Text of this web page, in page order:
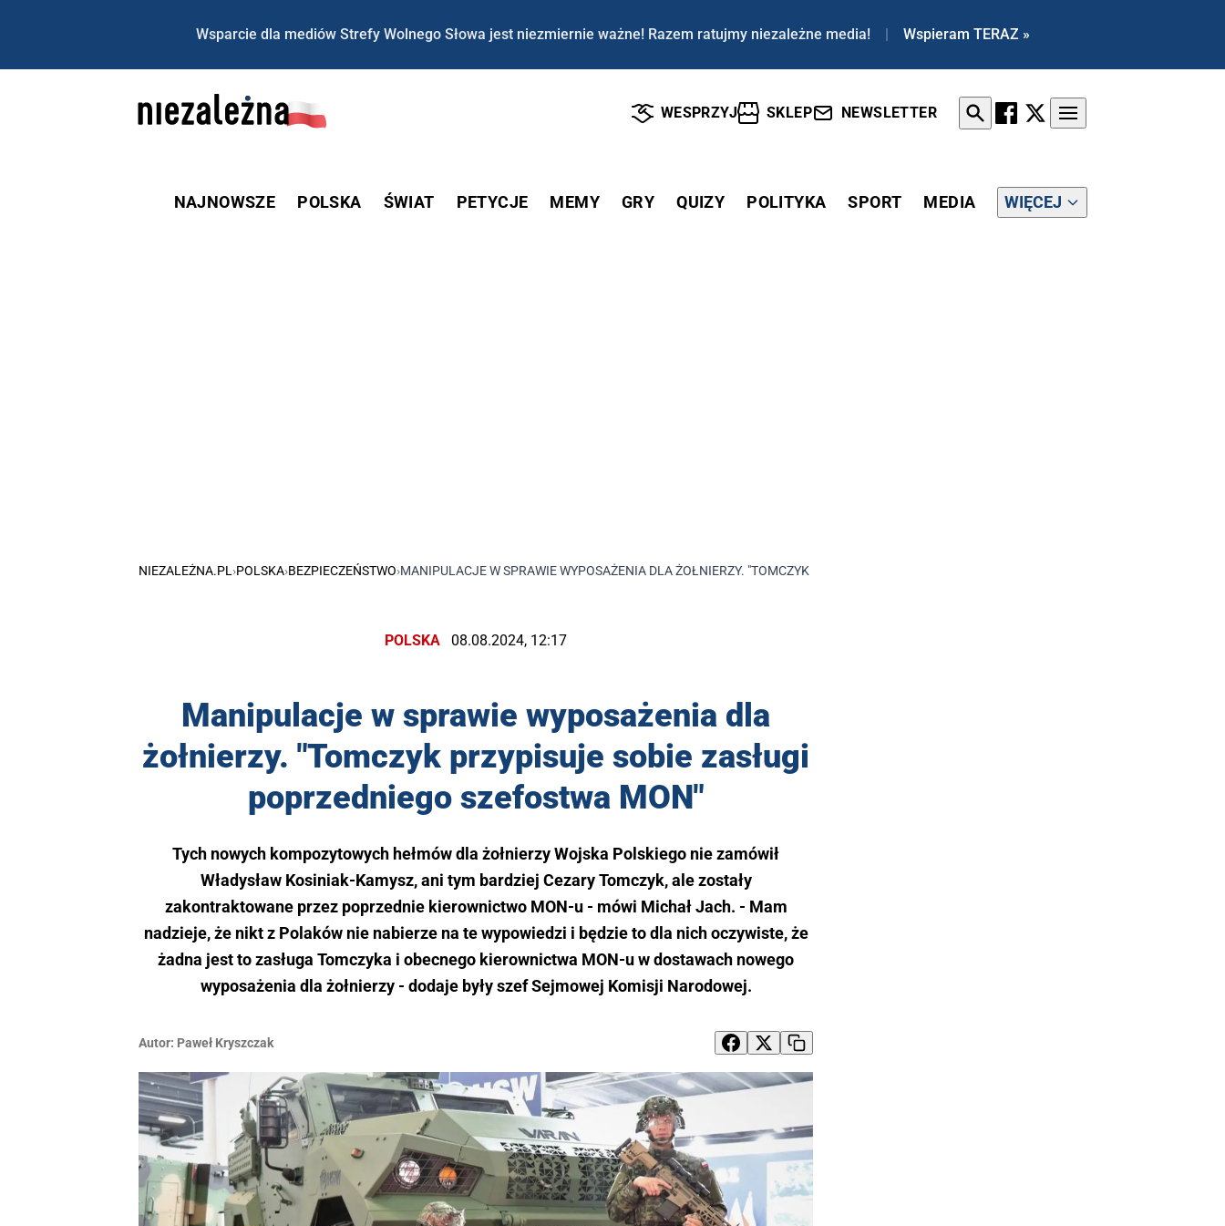
Wsparcie dla mediów Strefy Wolnego Słowa jest niezmiernie ważne! Razem ratujmy niezależne media! | Wspieram TERAZ »
WESPRZYJ SKLEP NEWSLETTER
NAJNOWSZE POLSKA ŚWIAT PETYCJE MEMY GRY QUIZY POLITYKA SPORT MEDIA WIĘCEJ
NIEZALEŻNA.PL ›POLSKA›BEZPIECZEŃSTWO›MANIPULACJE W SPRAWIE WYPOSAŻENIA DLA ŻOŁNIERZY. "TOMCZYK PRZYPISUJE SOBIE ZASŁUGI POPRZEDNIEGO SZEFOSTWA MON"
POLSKA 08.08.2024, 12:17
Manipulacje w sprawie wyposażenia dla
żołnierzy. "Tomczyk przypisuje sobie zasługi
poprzedniego szefostwa MON"
Tych nowych kompozytowych hełmów dla żołnierzy Wojska Polskiego nie zamówił
Władysław Kosiniak-Kamysz, ani tym bardziej Cezary Tomczyk, ale zostały
zakontraktowane przez poprzednie kierownictwo MON-u - mówi Michał Jach. - Mam
nadzieje, że nikt z Polaków nie nabierze na te wypowiedzi i będzie to dla nich oczywiste, że
żadna jest to zasługa Tomczyka i obecnego kierownictwa MON-u w dostawach nowego
wyposażenia dla żołnierzy - dodaje były szef Sejmowej Komisji Narodowej.
Autor: Paweł Kryszczak